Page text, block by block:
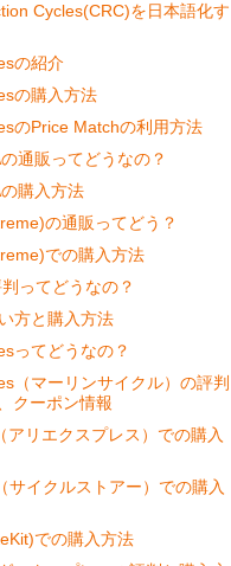
Cycles(CRC)を日本語化す
の紹介
の購入方法
のPrice Matchの利用方法
通販ってどうなの？
購入方法
の通販ってどう？
での購入方法
ってどうなの？
方と購入方法
ってどうなの？
（マーリンサイクル）の評判
クーポン情報
アリエクスプレス）での購入
サイクルストアー）での購入
での購入方法